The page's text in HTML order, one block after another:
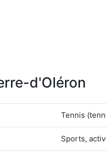
d'Oléron
Tennis
Sports,